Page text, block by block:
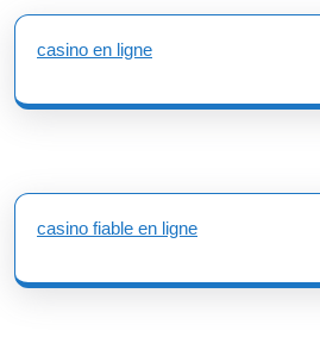
casino en ligne
casino fiable en ligne